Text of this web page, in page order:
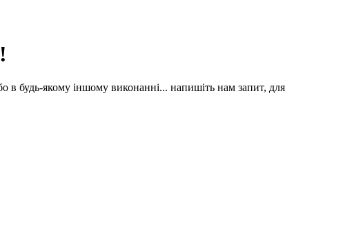
в будь-якому іншому виконанні... напишіть нам запит, для